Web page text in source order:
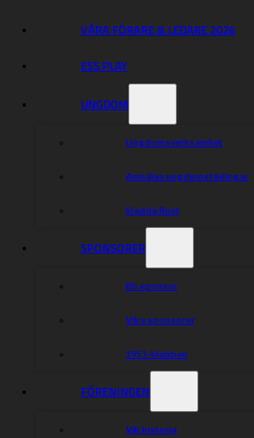
VÅRA FÖRARE & LEDARE 2026
ESS PLAY
UNGDOM
Ungdomsverksamhet
Anmälan ungdomstävlingar
Sladda Runt
SPONSORER
Bli sponsor
Våra sponsorer
1951-klubben
FÖRENINGEN
Vår historia